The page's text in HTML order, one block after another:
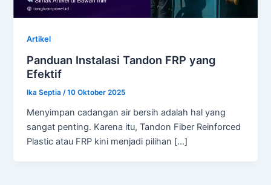
Artikel
Panduan Instalasi Tandon FRP yang
Efektif
Ika Septia /10 Oktober 2025
Menyimpan cadangan air bersih adalah hal yang
sangat penting. Karena itu, Tandon Fiber Reinforced
Plastic atau FRP kini menjadi pilihan […]